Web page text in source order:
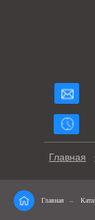
Главная
Главная →